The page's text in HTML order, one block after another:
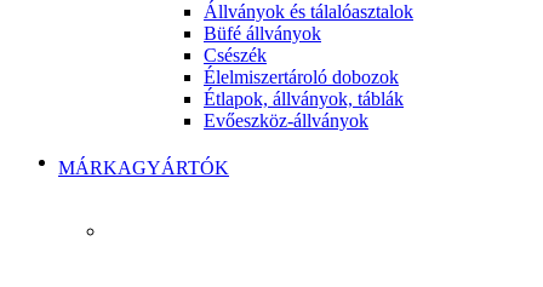
Állványok és tálalóasztalok
Büfé állványok
Csészék
Élelmiszertároló dobozok
Étlapok, állványok, táblák
Evőeszköz-állványok
MÁRKAGYÁRTÓK